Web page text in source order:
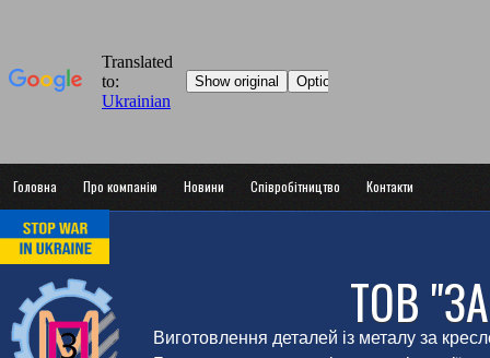
Головна Про компанію Новини Співробітництво Контакти
ТОВ
Виготовлення деталей із металу за